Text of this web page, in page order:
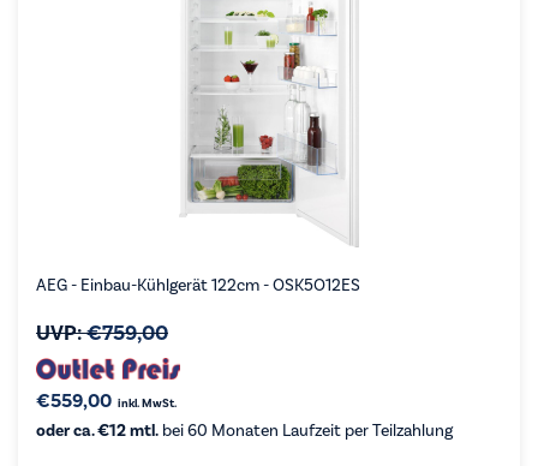
AEG - Einbau-Kühlgerät 122cm - OSK5O12ES
UVP:€759,00
€559,00 inkl. MwSt.
oder ca. €12 mtl. bei 60 Monaten Laufzeit per Teilzahlung